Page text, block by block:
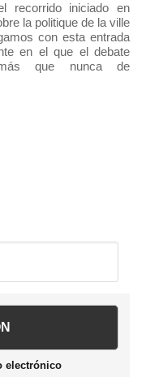
recorrido iniciado en
la politique de la ville
con esta entrada
en el que el debate
que nunca de
electrónico